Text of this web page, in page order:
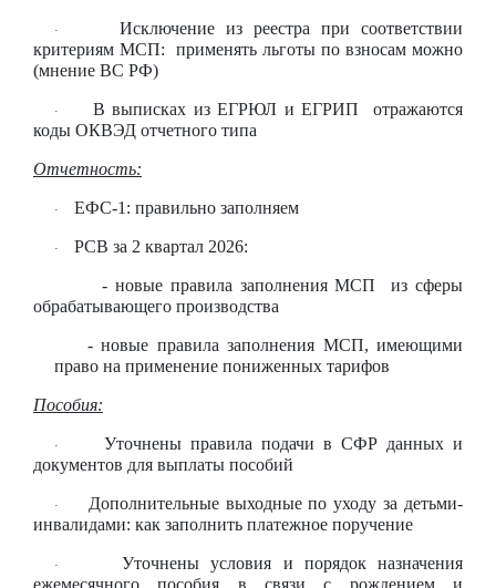
·
Исключение из реестра при соответствии
критериям МСП: применять льготы по взносам можно
(мнение ВС РФ)
·
В выписках из ЕГРЮЛ и ЕГРИП отражаются
коды ОКВЭД отчетного типа
Отчетность:
· ЕФС-1: правильно заполняем
· РСВ за 2 квартал 2026:
- новые правила заполнения МСП из сферы
обрабатывающего производства
- новые правила заполнения МСП, имеющими
право на применение пониженных тарифов
Пособия:
·
Уточнены правила подачи в СФР данных и
документов для выплаты пособий
·
Дополнительные выходные по уходу за детьми-
инвалидами: как заполнить платежное поручение
·
Уточнены условия и порядок назначения
ежемесячного пособия в связи с рождением и